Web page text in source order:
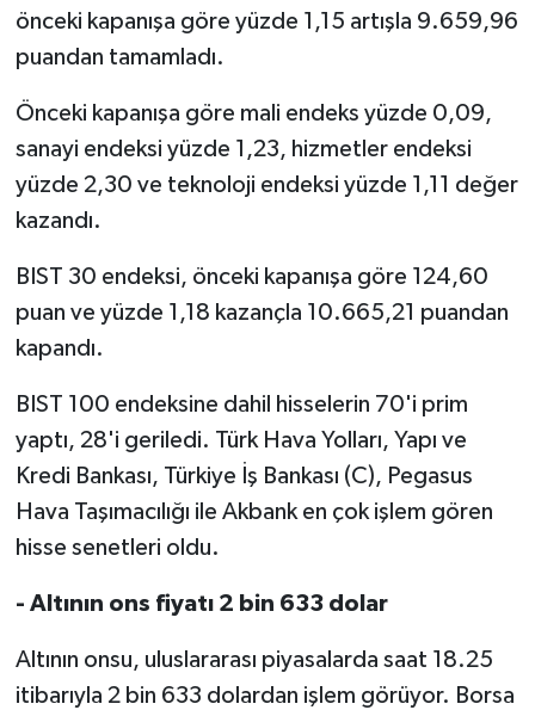
önceki kapanışa göre yüzde 1,15 artışla 9.659,96
puandan tamamladı.
Önceki kapanışa göre mali endeks yüzde 0,09,
sanayi endeksi yüzde 1,23, hizmetler endeksi
yüzde 2,30 ve teknoloji endeksi yüzde 1,11 değer
kazandı.
BIST 30 endeksi, önceki kapanışa göre 124,60
puan ve yüzde 1,18 kazançla 10.665,21 puandan
kapandı.
BIST 100 endeksine dahil hisselerin 70'i prim
yaptı, 28'i geriledi. Türk Hava Yolları, Yapı ve
Kredi Bankası, Türkiye İş Bankası (C), Pegasus
Hava Taşımacılığı ile Akbank en çok işlem gören
hisse senetleri oldu.
- Altının ons fiyatı 2 bin 633 dolar
Altının onsu, uluslararası piyasalarda saat 18.25
itibarıyla 2 bin 633 dolardan işlem görüyor. Borsa